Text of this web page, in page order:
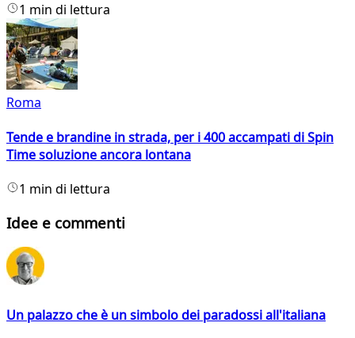
1 min di lettura
Roma
Tende e brandine in strada, per i 400 accampati di Spin
Time soluzione ancora lontana
1 min di lettura
Idee e commenti
Un palazzo che è un simbolo dei paradossi all'italiana